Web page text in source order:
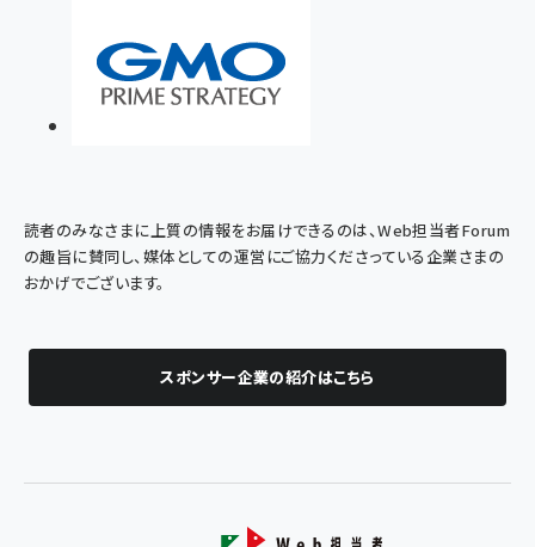
読者のみなさまに上質の情報をお届けできるのは、Web担当者Forum
の趣旨に賛同し、媒体としての運営にご協力くださっている企業さまの
おかげでございます。
スポンサー企業の紹介はこちら